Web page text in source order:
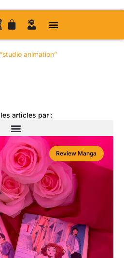
animation”
articles par :
Review Manga